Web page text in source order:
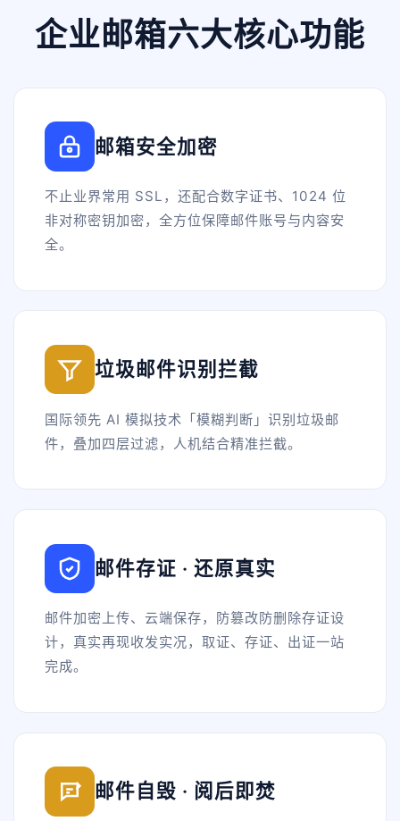
企业邮箱六大核心功能
邮箱安全加密
不止业界常用 SSL，还配合数字证书、1024 位
非对称密钥加密，全方位保障邮件账号与内容安
全。
垃圾邮件识别拦截
国际领先 AI 模拟技术「模糊判断」识别垃圾邮
件，叠加四层过滤，人机结合精准拦截。
邮件存证 · 还原真实
邮件加密上传、云端保存，防篡改防删除存证设
计，真实再现收发实况，取证、存证、出证一站
完成。
邮件自毁 · 阅后即焚